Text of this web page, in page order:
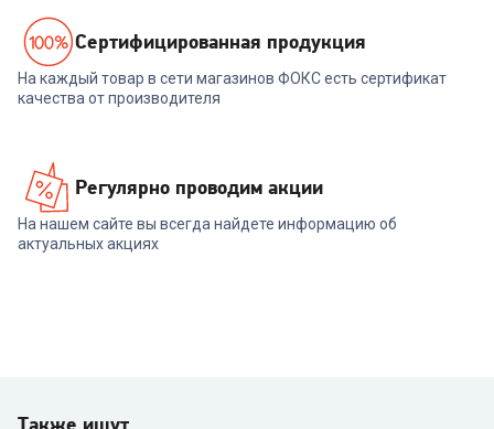
Cертифицированная продукция
На каждый товар в сети магазинов ФОКС есть сертификат
качества от производителя
Регулярно проводим акции
На нашем сайте вы всегда найдете информацию об
актуальных акциях